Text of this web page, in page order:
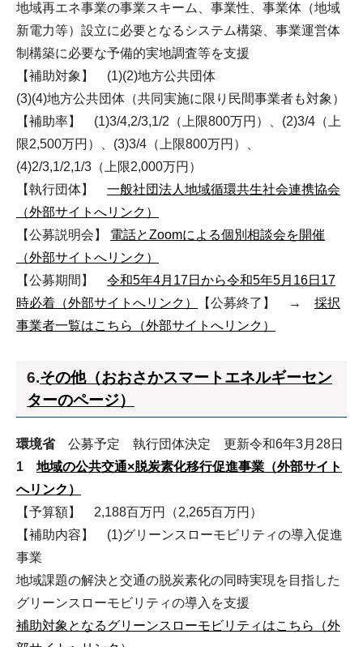
地域再エネ事業の事業スキーム、事業性、事業体（地域
新電力等）設立に必要となるシステム構築、事業運営体
制構築に必要な予備的実地調査等を支援
【補助対象】 (1)(2)地方公共団体
(3)(4)地方公共団体（共同実施に限り民間事業者も対象）
【補助率】 (1)3/4,2/3,1/2（上限800万円）、(2)3/4（上
限2,500万円）、(3)3/4（上限800万円）、
(4)2/3,1/2,1/3（上限2,000万円）
【執行団体】 一般社団法人地域循環共生社会連携協会
（外部サイトへリンク）
【公募説明会】 電話とZoomによる個別相談会を開催
（外部サイトへリンク）
【公募期間】 令和5年4月17日から令和5年5月16日17
時必着（外部サイトへリンク）
【公募終了】 → 採択
事業者一覧はこちら（外部サイトへリンク）
6.その他（おおさかスマートエネルギーセン
ターのページ）
環境省公募予定 執行団体決定 更新令和6年3月28日
1 地域の公共交通×脱炭素化移行促進事業（外部サイト
へリンク）
【予算額】 2,188百万円（2,265百万円）
【補助内容】 (1)グリーンスローモビリティの導入促進
事業
地域課題の解決と交通の脱炭素化の同時実現を目指した
グリーンスローモビリティの導入を支援
補助対象となるグリーンスローモビリティはこちら（外